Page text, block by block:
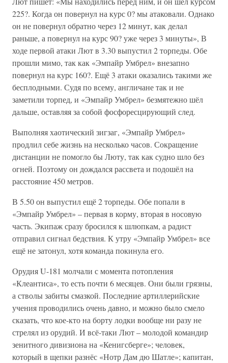
225?. Когда он повернул на курс 0? мы атаковали. Однако
он не повернул обратно через 12 минут, как делал
раньше, а повернул на курс 90? уже через 3 минуты», В
ходе первой атаки Лют в 3.30 выпустил 2 торпеды. Обе
прошли мимо, так как «Эмпайр Умбрел» внезапно
повернул на курс 160?. Ещё 3 атаки оказались такими же
бесплодными. Судя по всему, англичане так и не
заметили торпед, и «Эмпайр Умбрел» безмятежно шёл
дальше, оставляя за собой фосфоресцирующий след.
Выполняя хаотический зигзаг, «Эмпайр Умбрел»
продлил себе жизнь на несколько часов. Сокращение
дистанции не помогло бы Люту, так как судно шло без
огней. Поэтому он дождался рассвета и подошёл на
расстояние 450 метров.
В 5.50 он выпустил ещё 2 торпеды. Обе попали в
«Эмпайр Умбрел» – первая в корму, вторая в носовую
часть. Экипаж сразу бросился к шлюпкам, а радист
отправил сигнал бедствия. К утру «Эмпайр Умбрел» все
ещё не затонул, хотя команда покинула его.
Орудия U-181 молчали с момента потопления
«Клеантиса», то есть почти 6 месяцев. Они были грязны,
а стволы забиты смазкой. Последние артиллерийские
учения проводились очень давно, и можно было смело
сказать, что кое-кто на борту лодки вообще ни разу не
стрелял из орудий. И всё-таки Лют – молодой командир
зенитного дивизиона на «Кенигсберге»; человек,
который в щепки разнёс «Нотр Дам дю Шатле»; капитан,